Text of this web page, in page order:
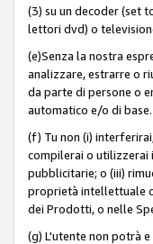
(3) su un decoder (set
lettori dvd) o
(e)Senza la nostra
analizzare, estrarre o
da parte di persone o
automatico e/o di base.
(f) Tu non (i)
compilerai o
pubblicitarie; o (iii)
proprietà intellettuale
dei Prodotti, o nelle
(g) L'utente non potrà